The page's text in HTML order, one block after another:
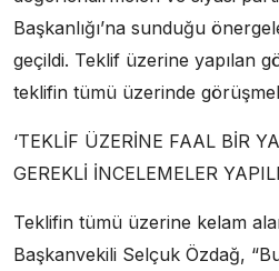
Başkanlığı’na sunduğu
geçildi. Teklif üzerine yapılan
teklifin tümü üzerinde
‘TEKLİF ÜZERİNE FAAL BİR
GEREKLİ İNCELEMELER
Teklifin tümü üzerine kelam
Başkanvekili Selçuk Özdağ,